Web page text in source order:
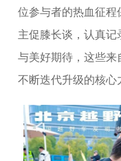
位参与者的热血征
主促膝长谈，认真
与美好期待，这些来
不断迭代升级的核心